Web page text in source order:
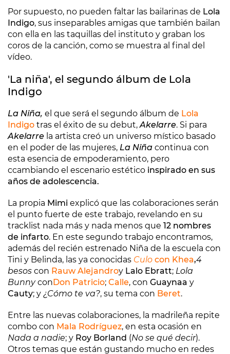
Por supuesto, no pueden faltar las bailarinas de Lola
Indigo, sus inseparables amigas que también bailan
con ella en las taquillas del instituto y graban los
coros de la canción, como se muestra al final del
vídeo.
'La niña', el segundo álbum de Lola
Indigo
La Niña, el que será el segundo álbum de Lola
Indigo tras el éxito de su debut,Akelarre. Si para
Akelarre la artista creó un universo místico basado
en el poder de las mujeres, La Niña continua con
esta esencia de empoderamiento, pero
ccambiando el escenario estético inspirado en sus
años de adolescencia.
La propia Mimi explicó que las colaboraciones serán
el punto fuerte de este trabajo, revelando en su
tracklist nada más y nada menos que 12 nombres
de infarto. En este segundo trabajo encontramos,
además del recién estrenado Niña de la escuela con
Tini y Belinda, las ya conocidas Culo con Khea,4
besos con Rauw Alejandroy Lalo Ebratt; Lola
BunnyconDon Patricio; Calle, con Guaynaa y
Cauty; y ¿Cómo te va?, su tema con Beret.
Entre las nuevas colaboraciones, la madrileña repite
combo con Mala Rodríguez, en esta ocasión en
Nada a nadie; y Roy Borland (No se qué decir).
Otros temas que están gustando mucho en redes